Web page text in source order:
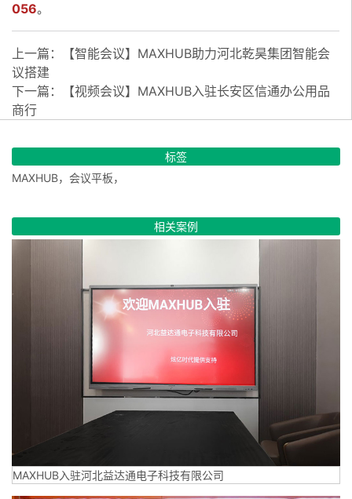
056。
上一篇：
【智能会议】MAXHUB助力河北乾昊集团智能会
议搭建
下一篇：
【视频会议】MAXHUB入驻长安区信通办公用品
商行
标签
MAXHUB，会议平板，
相关案例
MAXHUB入驻河北益达通电子科技有限公司